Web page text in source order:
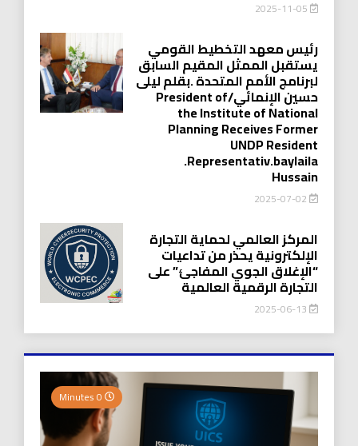
رئيس معهد التخطيط القومي
يستقبل الممثل المقيم السابق
لبرنامج الأمم المتحدة .بقلم ليلى
حسين الإنمائي/President of
the Institute of National
Planning Receives Former
UNDP Resident
.Representativ.baylaila
Hussain
2025-07-02
المركز العالمي لحماية التجارة
الإلكترونية يحذر من تداعيات
“الإغلاق الجوي المفاجئ” على
التجارة الرقمية العالمية
2025-06-13